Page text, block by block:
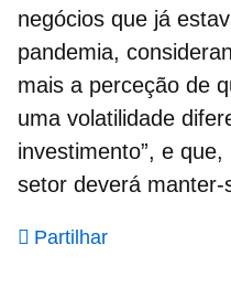
negócios que já
pandemia,
mais a perceção de
uma volatilidade
investimento”, e
setor deverá manter-
Partilhar